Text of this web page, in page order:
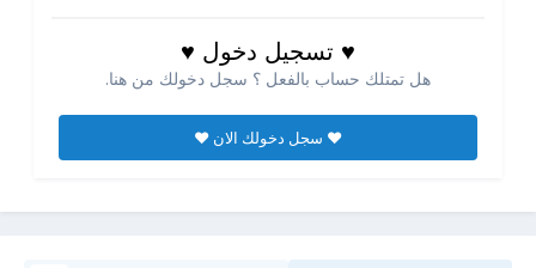
♥ تسجيل دخول ♥
هل تمتلك حساب بالفعل ؟ سجل دخولك من هنا.
♥ سجل دخولك الان ♥